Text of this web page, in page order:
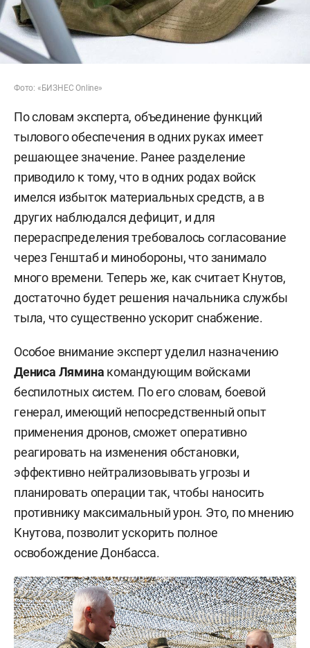
Фото: «БИЗНЕС Online»
По словам эксперта, объединение функций
тылового обеспечения в одних руках имеет
решающее значение. Ранее разделение
приводило к тому, что в одних родах войск
имелся избыток материальных средств, а в
других наблюдался дефицит, и для
перераспределения требовалось согласование
через Генштаб и минобороны, что занимало
много времени. Теперь же, как считает Кнутов,
достаточно будет решения начальника службы
тыла, что существенно ускорит снабжение.
Особое внимание эксперт уделил назначению
Дениса Лямина командующим войсками
беспилотных систем. По его словам, боевой
генерал, имеющий непосредственный опыт
применения дронов, сможет оперативно
реагировать на изменения обстановки,
эффективно нейтрализовывать угрозы и
планировать операции так, чтобы наносить
противнику максимальный урон. Это, по мнению
Кнутова, позволит ускорить полное
освобождение Донбасса.